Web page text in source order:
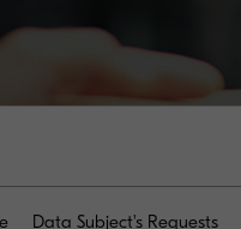
Data Subject's Requests